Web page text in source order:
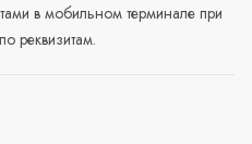
в мобильном терминале при
реквизитам.